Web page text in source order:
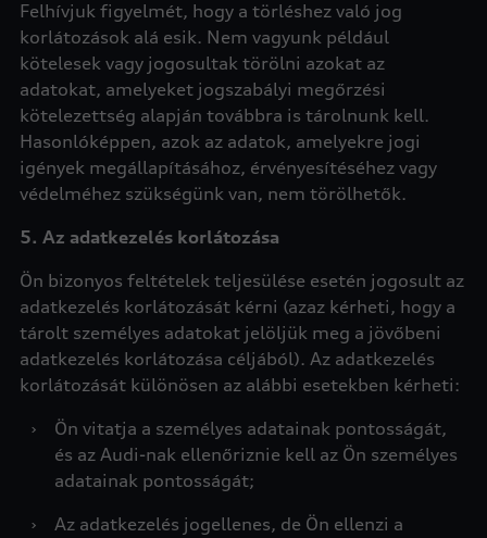
Felhívjuk figyelmét, hogy a törléshez való jog
korlátozások alá esik. Nem vagyunk például
kötelesek vagy jogosultak törölni azokat az
adatokat, amelyeket jogszabályi megőrzési
kötelezettség alapján továbbra is tárolnunk kell.
Hasonlóképpen, azok az adatok, amelyekre jogi
igények megállapításához, érvényesítéséhez vagy
védelméhez szükségünk van, nem törölhetők.
5. Az adatkezelés korlátozása
Ön bizonyos feltételek teljesülése esetén jogosult az
adatkezelés korlátozását kérni (azaz kérheti, hogy a
tárolt személyes adatokat jelöljük meg a jövőbeni
adatkezelés korlátozása céljából). Az adatkezelés
korlátozását különösen az alábbi esetekben kérheti:
›
Ön vitatja a személyes adatainak pontosságát,
és az Audi-nak ellenőriznie kell az Ön személyes
adatainak pontosságát;
›
Az adatkezelés jogellenes, de Ön ellenzi a